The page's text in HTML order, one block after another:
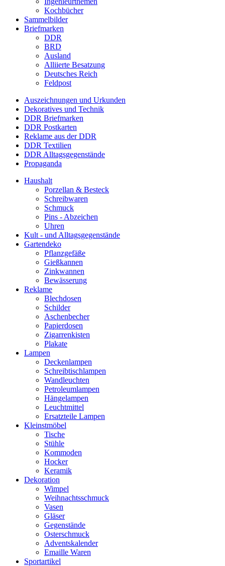
Kochbücher
Sammelbilder
Briefmarken
DDR
BRD
Ausland
Alliierte Besatzung
Deutsches Reich
Feldpost
Auszeichnungen und Urkunden
Dekoratives und Technik
DDR Briefmarken
DDR Postkarten
Reklame aus der DDR
DDR Textilien
DDR Alltagsgegenstände
Propaganda
Haushalt
Porzellan & Besteck
Schreibwaren
Schmuck
Pins - Abzeichen
Uhren
Kult - und Alltagsgegenstände
Gartendeko
Pflanzgefäße
Gießkannen
Zinkwannen
Bewässerung
Reklame
Blechdosen
Schilder
Aschenbecher
Papierdosen
Zigarrenkisten
Plakate
Lampen
Deckenlampen
Schreibtischlampen
Wandleuchten
Petroleumlampen
Hängelampen
Leuchtmittel
Ersatzteile Lampen
Kleinstmöbel
Tische
Stühle
Kommoden
Hocker
Keramik
Dekoration
Wimpel
Weihnachtsschmuck
Vasen
Gläser
Gegenstände
Osterschmuck
Adventskalender
Emaille Waren
Sportartikel